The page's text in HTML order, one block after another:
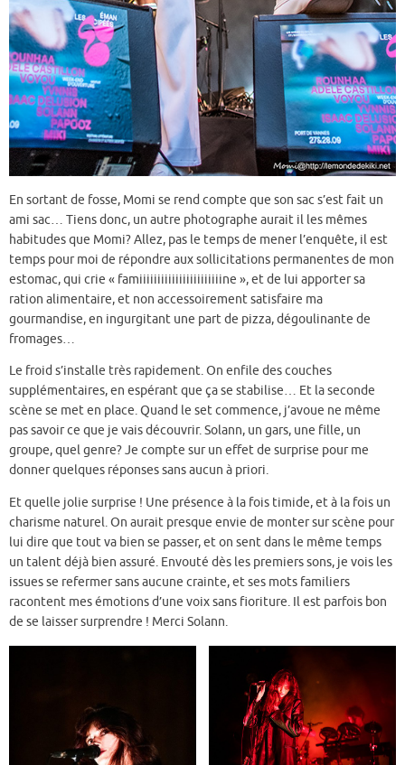
En sortant de fosse, Momi se rend compte que son sac s’est fait un
ami sac… Tiens donc, un autre photographe aurait il les mêmes
habitudes que Momi? Allez, pas le temps de mener l’enquête, il est
temps pour moi de répondre aux sollicitations permanentes de mon
estomac, qui crie « famiiiiiiiiiiiiiiiiiiiiiiine », et de lui apporter sa
ration alimentaire, et non accessoirement satisfaire ma
gourmandise, en ingurgitant une part de pizza, dégoulinante de
fromages…
Le froid s’installe très rapidement. On enfile des couches
supplémentaires, en espérant que ça se stabilise… Et la seconde
scène se met en place. Quand le set commence, j’avoue ne même
pas savoir ce que je vais découvrir. Solann, un gars, une fille, un
groupe, quel genre? Je compte sur un effet de surprise pour me
donner quelques réponses sans aucun à priori.
Et quelle jolie surprise ! Une présence à la fois timide, et à la fois un
charisme naturel. On aurait presque envie de monter sur scène pour
lui dire que tout va bien se passer, et on sent dans le même temps
un talent déjà bien assuré. Envouté dès les premiers sons, je vois les
issues se refermer sans aucune crainte, et ses mots familiers
racontent mes émotions d’une voix sans fioriture. Il est parfois bon
de se laisser surprendre ! Merci Solann.